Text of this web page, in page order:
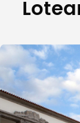
Tipo de
Filtros